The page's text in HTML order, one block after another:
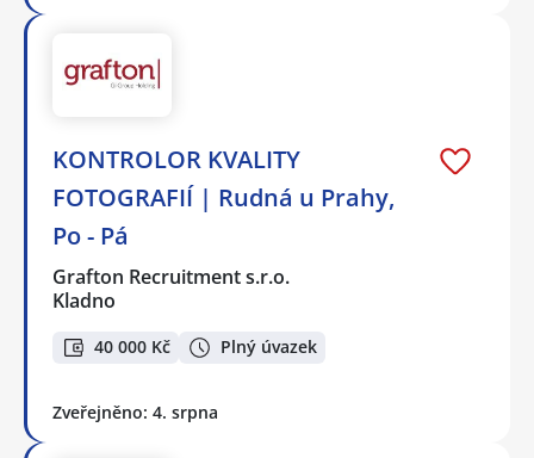
KONTROLOR KVALITY
FOTOGRAFIÍ | Rudná u Prahy,
Po - Pá
Grafton Recruitment s.r.o.
Kladno
40 000 Kč Plný úvazek
Zveřejněno: 4. srpna